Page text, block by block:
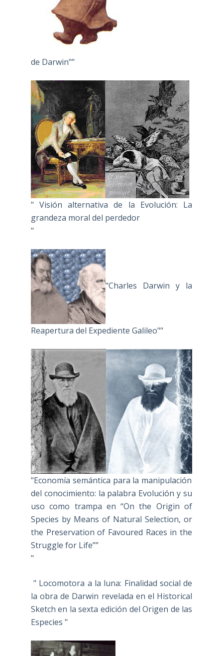
de Darwin""
" Visión alternativa de la Evolución: La
grandeza moral del perdedor
"
"Charles Darwin y la
Reapertura del Expediente Galileo""
"Economía semántica para la manipulación
del conocimiento: la palabra Evolución y su
uso como trampa en “On the Origin of
Species by Means of Natural Selection, or
the Preservation of Favoured Races in the
Struggle for Life””
"
" Locomotora a la luna: Finalidad social de
la obra de Darwin revelada en el Historical
Sketch en la sexta edición del Origen de las
Especies "